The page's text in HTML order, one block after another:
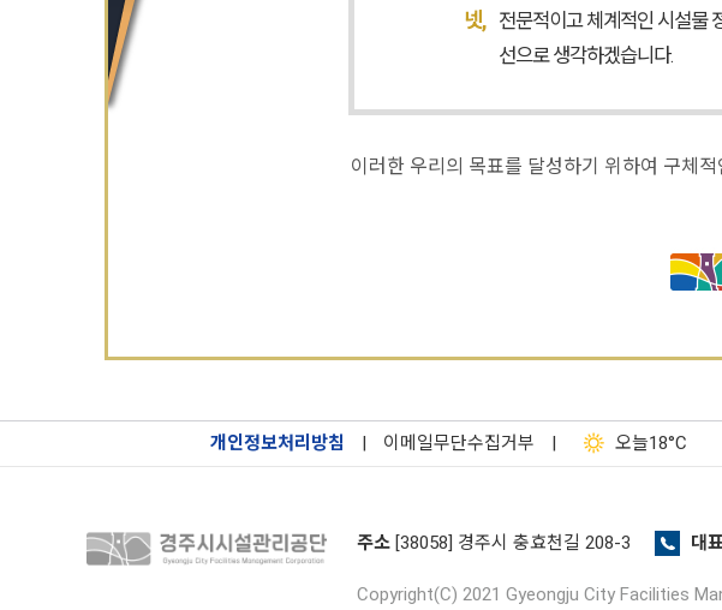
넷,
전문적이고 체계적인 시설물
선으로 생각하겠습니다.
이러한 우리의 목표를 달성하기 위하여 구체
개인정보처리방침 | 이메일무단수집거부 | 오늘18°C
주소 [38058] 경주시 충효천길 208-3 대
Copyright(C) 2021 Gyeongju City Facilities